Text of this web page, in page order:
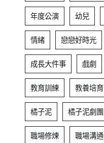
年度公演 幼兒
情緒 戀戀好時光
成長大件事 戲劇
教育訓練 教養培育
橘子泥 橘子泥劇團
職場修煉 職場溝通